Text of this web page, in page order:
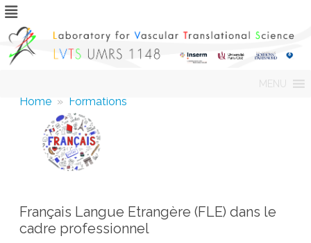
MENU
Home » Formations
Français Langue Etrangère (FLE) dans le
cadre professionnel